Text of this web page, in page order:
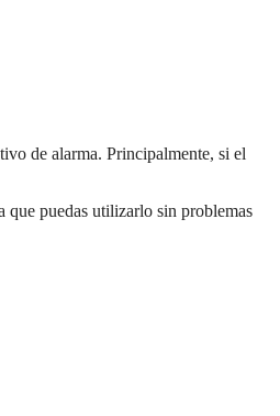
de alarma. Principalmente, si el
que puedas utilizarlo sin problemas